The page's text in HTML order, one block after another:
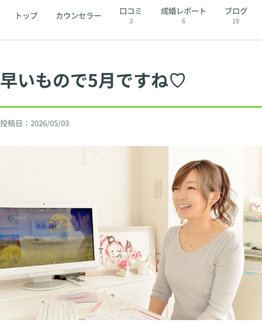
トップ カウンセラー 口コミ
3
成婚レポート
6
ブログ
19
早いもので5月ですね♡
投稿日： 2026/05/03